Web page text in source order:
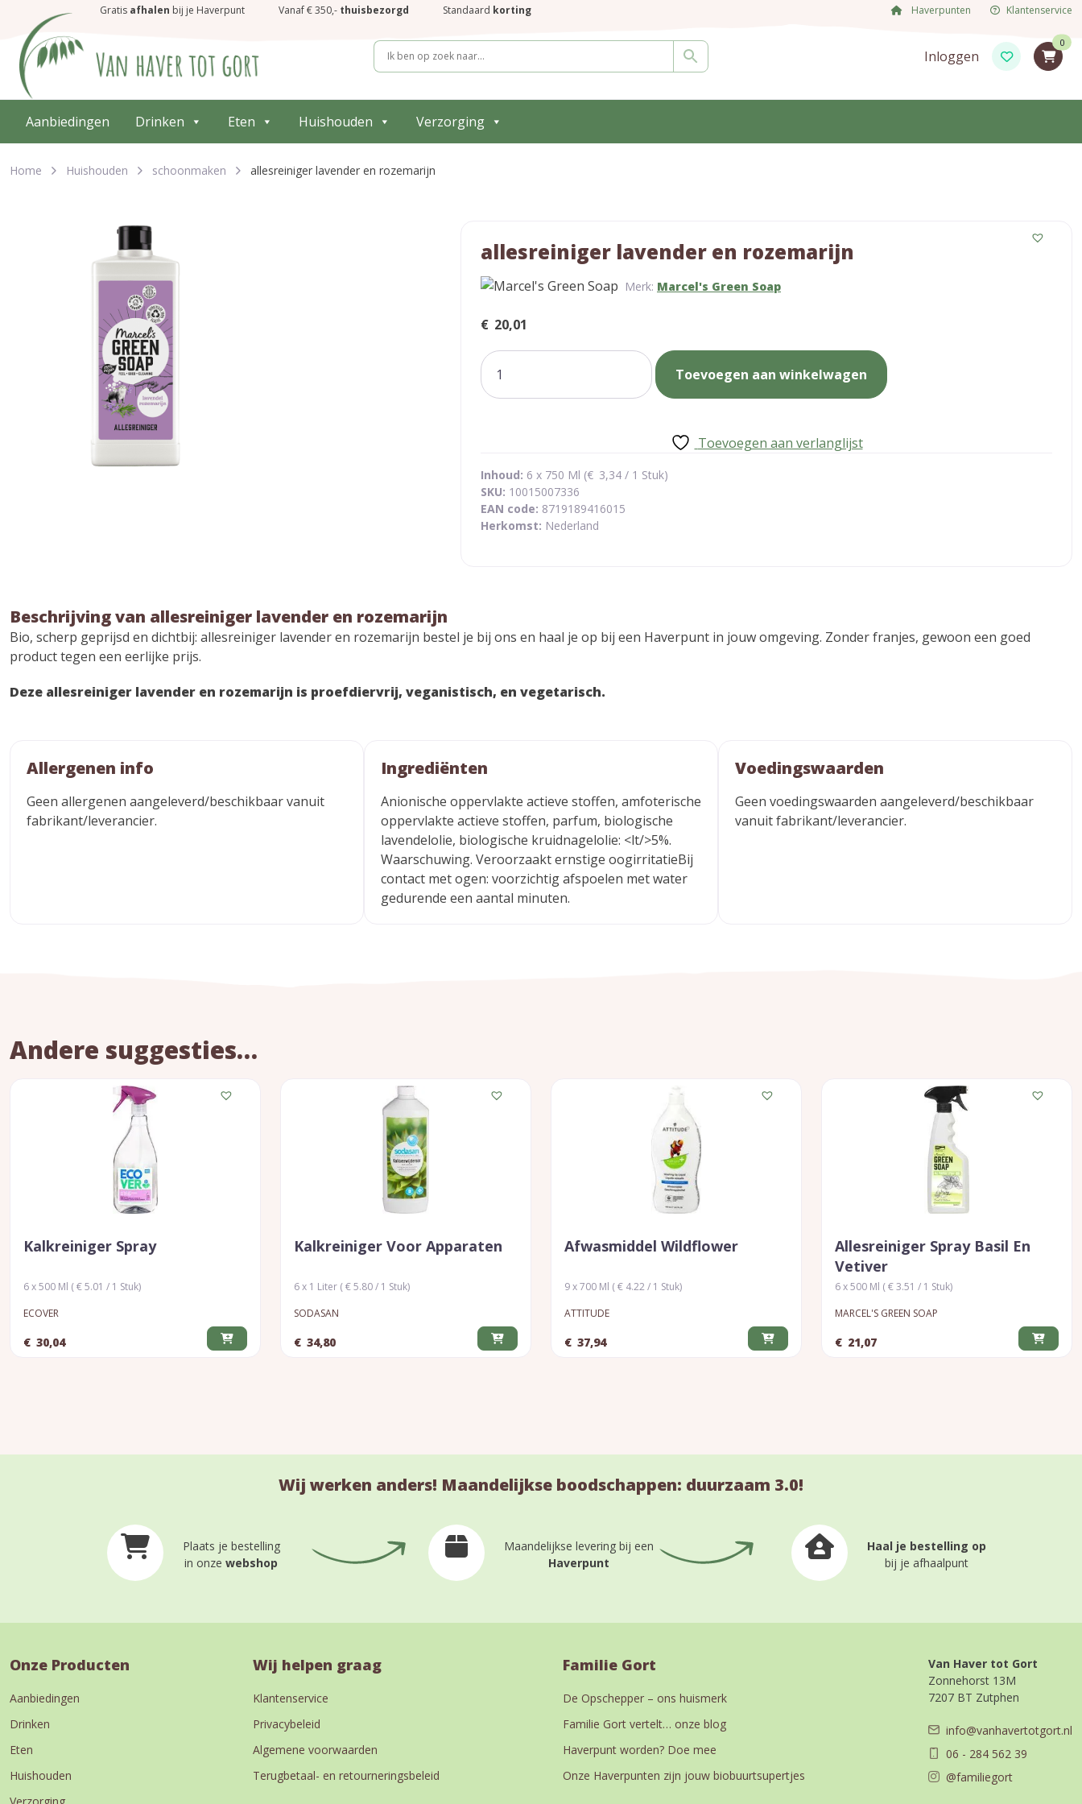
Gratis afhalen bij je Haverpunt Vanaf € 350,- thuisbezorgd Standaard korting Haverpunten Klantenservice
Inloggen
0
Aanbiedingen Drinken Eten Huishouden Verzorging
Home Huishouden schoonmaken allesreiniger lavender en rozemarijn
allesreiniger lavender en rozemarijn
Merk: Marcel's Green Soap
€ 20,01
allesreiniger
lavender
en
Toevoegen aan winkelwagen
Toevoegen aan verlanglijst
Inhoud: 6 x 750 Ml (€ 3,34 / 1 Stuk)
SKU: 10015007336
EAN code: 8719189416015
Herkomst: Nederland
Beschrijving van allesreiniger lavender en rozemarijn
Bio, scherp geprijsd en dichtbij: allesreiniger lavender en rozemarijn bestel je bij ons en haal je op bij een Haverpunt in jouw omgeving. Zonder franjes, gewoon een goed
product tegen een eerlijke prijs.
Deze allesreiniger lavender en rozemarijn is proefdiervrij, veganistisch, en vegetarisch.
Allergenen info
Geen allergenen aangeleverd/beschikbaar vanuit
fabrikant/leverancier.
Ingrediënten
Anionische oppervlakte actieve stoffen, amfoterische
oppervlakte actieve stoffen, parfum, biologische
lavendelolie, biologische kruidnagelolie: <lt/>5%.
Waarschuwing. Veroorzaakt ernstige oogirritatieBij
contact met ogen: voorzichtig afspoelen met water
gedurende een aantal minuten.
Voedingswaarden
Geen voedingswaarden aangeleverd/beschikbaar
vanuit fabrikant/leverancier.
Andere suggesties…
Kalkreiniger Spray
6 x 500 Ml ( € 5.01 / 1 Stuk)
ECOVER
€ 30,04
Kalkreiniger Voor Apparaten
6 x 1 Liter ( € 5.80 / 1 Stuk)
SODASAN
€ 34,80
Afwasmiddel Wildflower
9 x 700 Ml ( € 4.22 / 1 Stuk)
ATTITUDE
€ 37,94
Allesreiniger Spray Basil En
Vetiver
6 x 500 Ml ( € 3.51 / 1 Stuk)
MARCEL'S GREEN SOAP
€ 21,07
Wij werken anders! Maandelijkse boodschappen: duurzaam 3.0!
Plaats je bestelling
in onze webshop
Maandelijkse levering bij een
Haverpunt
Haal je bestelling op
bij je afhaalpunt
Onze Producten
Aanbiedingen
Drinken
Eten
Huishouden
Verzorging
Wij helpen graag
Klantenservice
Privacybeleid
Algemene voorwaarden
Terugbetaal- en retourneringsbeleid
Familie Gort
De Opschepper – ons huismerk
Familie Gort vertelt… onze blog
Haverpunt worden? Doe mee
Onze Haverpunten zijn jouw biobuurtsupertjes
Van Haver tot Gort
Zonnehorst 13M
7207 BT Zutphen
info@vanhavertotgort.nl
06 - 284 562 39
@familiegort